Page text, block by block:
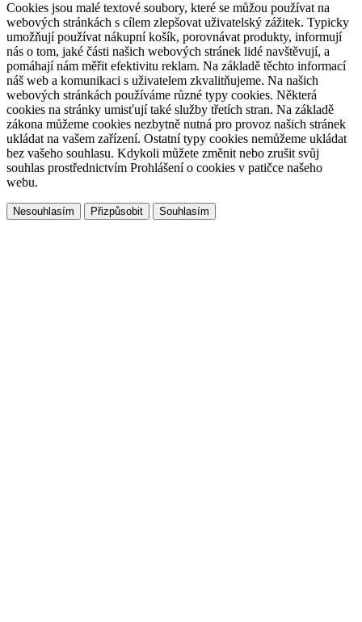
Cookies jsou malé textové soubory, které se můžou používat na
webových stránkách s cílem zlepšovat uživatelský zážitek. Typicky
umožňují používat nákupní košík, porovnávat produkty, informují
nás o tom, jaké části našich webových stránek lidé navštěvují, a
pomáhají nám měřit efektivitu reklam. Na základě těchto informací
náš web a komunikaci s uživatelem zkvalitňujeme. Na našich
webových stránkách používáme různé typy cookies. Některá
cookies na stránky umisťují také služby třetích stran. Na základě
zákona můžeme cookies nezbytně nutná pro provoz našich stránek
ukládat na vašem zařízení. Ostatní typy cookies nemůžeme ukládat
bez vašeho souhlasu. Kdykoli můžete změnit nebo zrušit svůj
souhlas prostřednictvím Prohlášení o cookies v patičce našeho
webu.
Přizpůsobit